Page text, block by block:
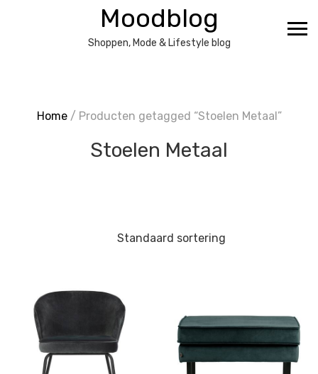
Moodblog
Shoppen, Mode & Lifestyle blog
Home/ Producten getagged “Stoelen Metaal”
Stoelen Metaal